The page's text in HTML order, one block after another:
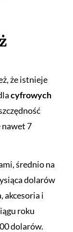
że istnieje
cyfrowych
nawet 7
średnio na
dolarów
akcesoria i
roku
dolarów.